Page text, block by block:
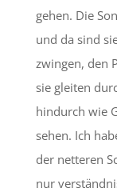
gehen. Die
und da sind
zwingen, den
sie gleiten
hindurch wie
sehen. Ich
der netteren
nur